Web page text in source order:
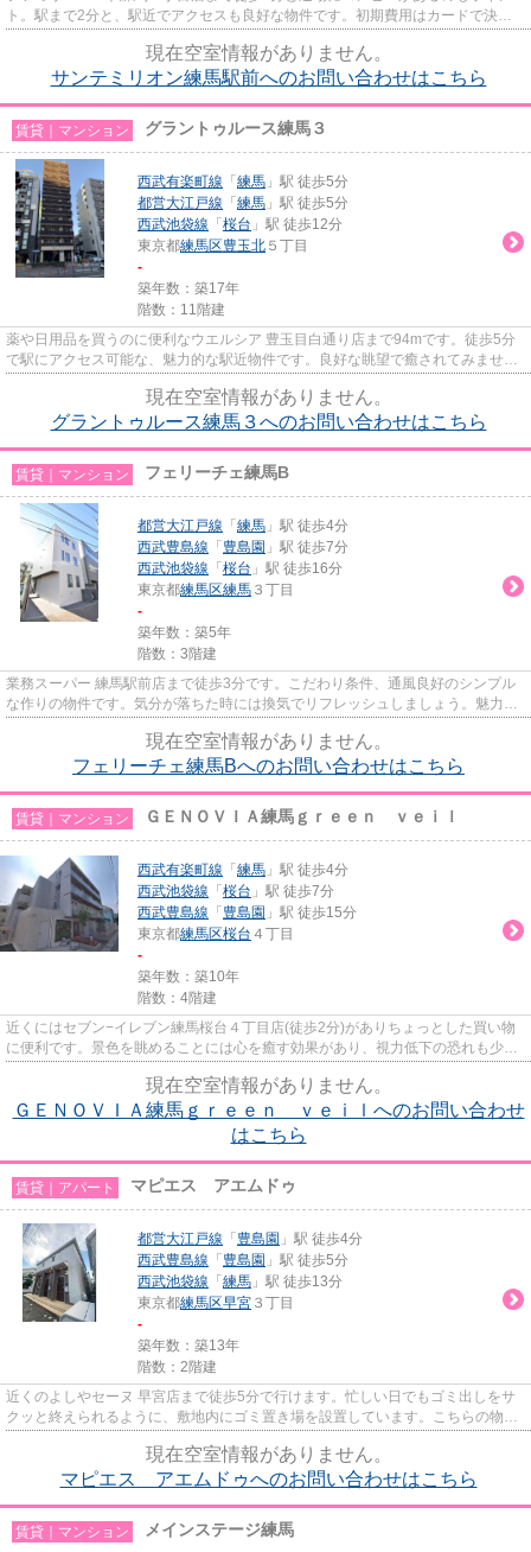
ト。駅まで2分と、駅近でアクセスも良好な物件です。初期費用はカードで決済
現在空室情報がありません。
サンテミリオン練馬駅前へのお問い合わせはこちら
賃貸｜マンション グラントゥルース練馬３
西武有楽町線 「 練馬 」駅 徒歩5分
都営大江戸線 「 練馬 」駅 徒歩5分
西武池袋線 「 桜台 」駅 徒歩12分
東京都練馬区豊玉北 ５丁目
-
築年数：築17年
階数：11階建
薬や日用品を買うのに便利なウエルシア 豊玉目白通り店まで94mです。徒歩5分
で駅にアクセス可能な、魅力的な駅近物件です。良好な眺望で癒されてみません
現在空室情報がありません。
グラントゥルース練馬３へのお問い合わせはこちら
賃貸｜マンション フェリーチェ練馬B
都営大江戸線 「 練馬 」駅 徒歩4分
西武豊島線 「 豊島園 」駅 徒歩7分
西武池袋線 「 桜台 」駅 徒歩16分
東京都練馬区練馬 ３丁目
-
築年数：築5年
階数：3階建
業務スーパー 練馬駅前店まで徒歩3分です。こだわり条件、通風良好のシンプル
な作りの物件です。気分が落ちた時には換気でリフレッシュしましょう。魅力的
現在空室情報がありません。
フェリーチェ練馬Bへのお問い合わせはこちら
賃貸｜マンション ＧＥＮＯＶＩＡ練馬ｇｒｅｅｎ ｖｅｉｌ
西武有楽町線 「 練馬 」駅 徒歩4分
西武池袋線 「 桜台 」駅 徒歩7分
西武豊島線 「 豊島園 」駅 徒歩15分
東京都練馬区桜台 ４丁目
-
築年数：築10年
階数：4階建
近くにはセブン−イレブン練馬桜台４丁目店(徒歩2分)がありちょっとした買い物
に便利です。景色を眺めることには心を癒す効果があり、視力低下の恐れも少な
現在空室情報がありません。
ＧＥＮＯＶＩＡ練馬ｇｒｅｅｎ ｖｅｉｌへのお問い合わせ
はこちら
賃貸｜アパート マピエス アエムドゥ
都営大江戸線 「 豊島園 」駅 徒歩4分
西武豊島線 「 豊島園 」駅 徒歩5分
西武池袋線 「 練馬 」駅 徒歩13分
東京都練馬区早宮 ３丁目
-
築年数：築13年
階数：2階建
近くのよしやセーヌ 早宮店まで徒歩5分で行けます。忙しい日でもゴミ出しをサ
クッと終えられるように、敷地内にゴミ置き場を設置しています。こちらの物件
現在空室情報がありません。
マピエス アエムドゥへのお問い合わせはこちら
賃貸｜マンション メインステージ練馬